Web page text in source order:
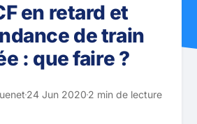
en retard et
de train
: que faire ?
24 Jun 20202 min de lecture